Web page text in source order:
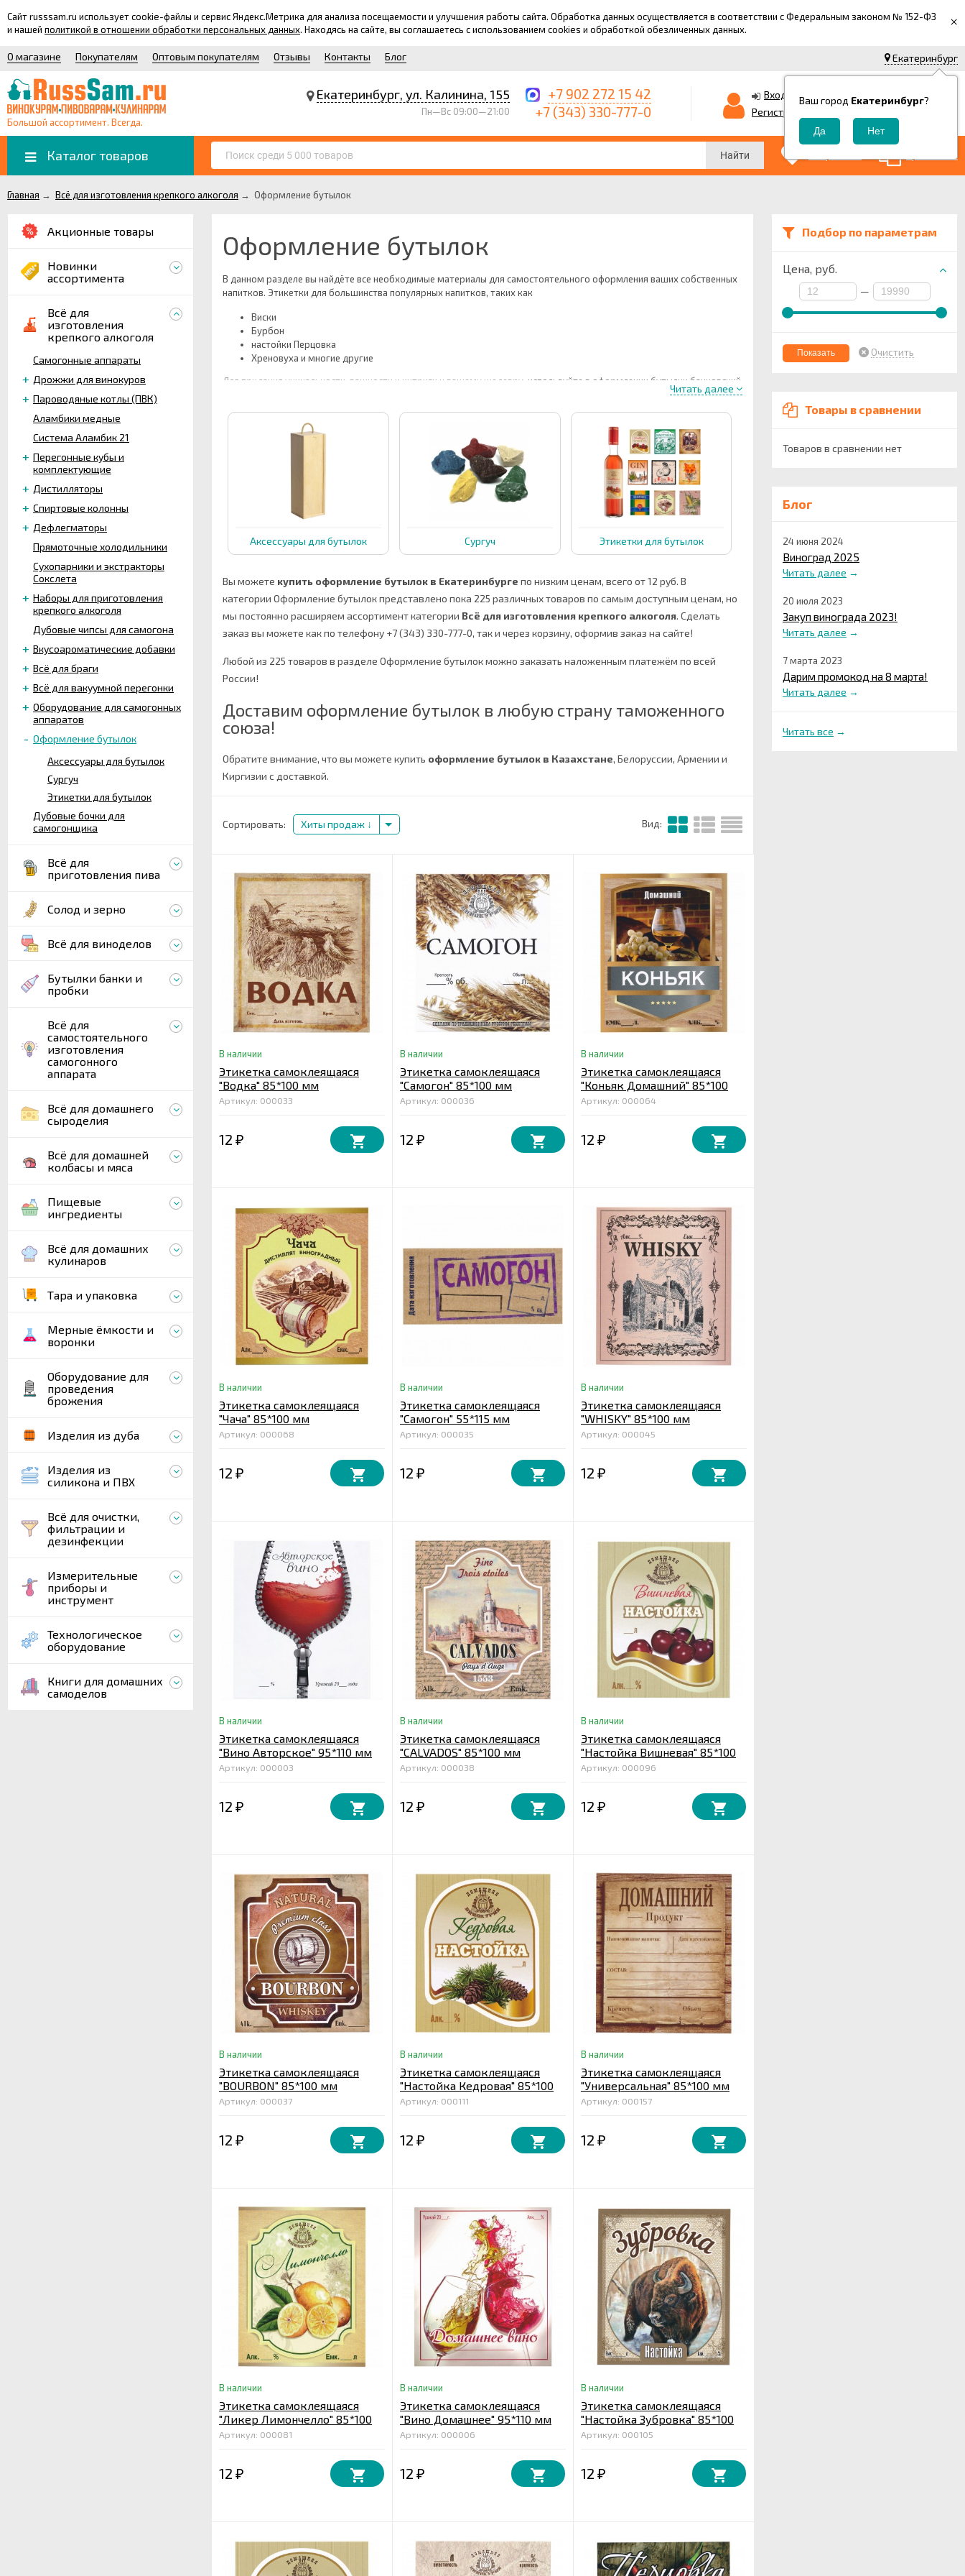
Сайт russsam.ru использует cookie-файлы и сервис Яндекс.Метрика для анализа посещаемости и улучшения работы сайта. Обработка данных осуществляется в соответствии с Федеральным законом № 152-ФЗ
и нашей политикой в отношении обработки персональных данных. Находясь на сайте, вы соглашаетесь с использованием cookies и обработкой обезличенных данных. ×
Екатеринбург
Ваш город Екатеринбург?
О магазине Покупателям Оптовым покупателям Отзывы Контакты Блог
Большой ассортимент. Всегда.
Екатеринбург, ул. Калинина, 155
Пн—Вс 09:00—21:00
+7 902 272 15 42
+7 (343) 330-777-0
Вход
Регистрация
Корзина
0
Каталог товаров Найти Сравнение
Главная → Всё для изготовления крепкого алкоголя → Оформление бутылок
Подбор по параметрам
Цена, руб.
—
Очистить
Товары в сравнении
Товаров в сравнении нет
Блог
24 июня 2024
Виноград 2025
Читать далее →
20 июля 2023
Закуп винограда 2023!
Читать далее →
7 марта 2023
Дарим промокод на 8 марта!
Читать далее →
Читать все →
Акционные товары
Новинки
ассортимента
Всё для
изготовления
крепкого алкоголя
Самогонные аппараты
Дрожжи для винокуров
Пароводяные котлы (ПВК)
Аламбики медные
Система Аламбик 21
Перегонные кубы и
комплектующие
Дистилляторы
Спиртовые колонны
Дефлегматоры
Прямоточные холодильники
Сухопарники и экстракторы
Сокслета
Наборы для приготовления
крепкого алкоголя
Дубовые чипсы для самогона
Вкусоароматические добавки
Всё для браги
Всё для вакуумной перегонки
Оборудование для самогонных
аппаратов
Оформление бутылок
Аксессуары для бутылок
Сургуч
Этикетки для бутылок
Дубовые бочки для
самогонщика
Всё для
приготовления пива
Солод и зерно
Всё для виноделов
Бутылки банки и
пробки
Всё для
самостоятельного
изготовления
самогонного
аппарата
Всё для домашнего
сыроделия
Всё для домашней
колбасы и мяса
Пищевые
ингредиенты
Всё для домашних
кулинаров
Тара и упаковка
Мерные ёмкости и
воронки
Оборудование для
проведения
брожения
Изделия из дуба
Изделия из
силикона и ПВХ
Всё для очистки,
фильтрации и
дезинфекции
Измерительные
приборы и
инструмент
Технологическое
оборудование
Книги для домашних
самоделов
Оформление бутылок
В данном разделе вы найдёте все необходимые материалы для самостоятельного оформления ваших собственных
напитков. Этикетки для большинства популярных напитков, таких как
Виски
Бурбон
настойки Перцовка
Хреновуха и многие другие
Для придания уникальности, важности и интриги к вашему шедевру, используйте в оформлении бутылки банковский
. Вы с лёгкостью можете заказать форму для сургучной печати и использовать её в качестве личной печати
Читать далее
Аксессуары для бутылок Сургуч Этикетки для бутылок
Вы можете купить оформление бутылок в Екатеринбурге по низким ценам, всего от 12 руб. В
категории Оформление бутылок представлено пока 225 различных товаров по самым доступным ценам, но
мы постоянно расширяем ассортимент категории Всё для изготовления крепкого алкоголя. Сделать
заказ вы можете как по телефону +7 (343) 330-777-0, так и через корзину, оформив заказ на сайте!
Любой из 225 товаров в разделе Оформление бутылок можно заказать наложенным платежём по всей
России!
Доставим оформление бутылок в любую страну таможенного
союза!
Обратите внимание, что вы можете купить оформление бутылок в Казахстане, Белоруссии, Армении и
Киргизии с доставкой.
Сортировать: Хиты продаж Вид:
В наличии
Этикетка самоклеящаяся
"Водка" 85*100 мм
Артикул: 000033
12 ₽
В наличии
Этикетка самоклеящаяся
"Самогон" 85*100 мм
Артикул: 000036
12 ₽
В наличии
Этикетка самоклеящаяся
"Коньяк Домашний" 85*100
мм
Артикул: 000064
12 ₽
В наличии
Этикетка самоклеящаяся
"Чача" 85*100 мм
Артикул: 000068
12 ₽
В наличии
Этикетка самоклеящаяся
"Самогон" 55*115 мм
Артикул: 000035
12 ₽
В наличии
Этикетка самоклеящаяся
"WHISKY" 85*100 мм
Артикул: 000045
12 ₽
В наличии
Этикетка самоклеящаяся
"Вино Авторское" 95*110 мм
Артикул: 000003
12 ₽
В наличии
Этикетка самоклеящаяся
"CALVADOS" 85*100 мм
Артикул: 000038
12 ₽
В наличии
Этикетка самоклеящаяся
"Настойка Вишневая" 85*100
мм
Артикул: 000096
12 ₽
В наличии
Этикетка самоклеящаяся
"BOURBON" 85*100 мм
Артикул: 000037
12 ₽
В наличии
Этикетка самоклеящаяся
"Настойка Кедровая" 85*100
мм
Артикул: 000111
12 ₽
В наличии
Этикетка самоклеящаяся
"Универсальная" 85*100 мм
Артикул: 000157
12 ₽
В наличии
Этикетка самоклеящаяся
"Ликер Лимончелло" 85*100
мм
Артикул: 000081
12 ₽
В наличии
Этикетка самоклеящаяся
"Вино Домашнее" 95*110 мм
Артикул: 000006
12 ₽
В наличии
Этикетка самоклеящаяся
"Настойка Зубровка" 85*100
мм
Артикул: 000105
12 ₽